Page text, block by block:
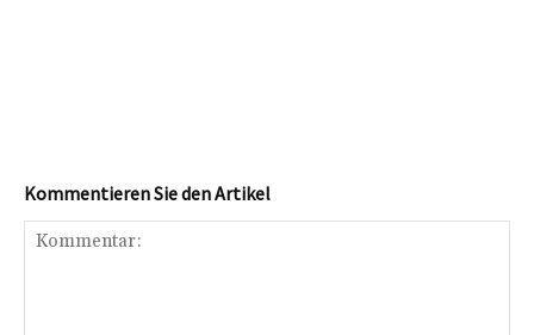
Kommentieren Sie den Artikel